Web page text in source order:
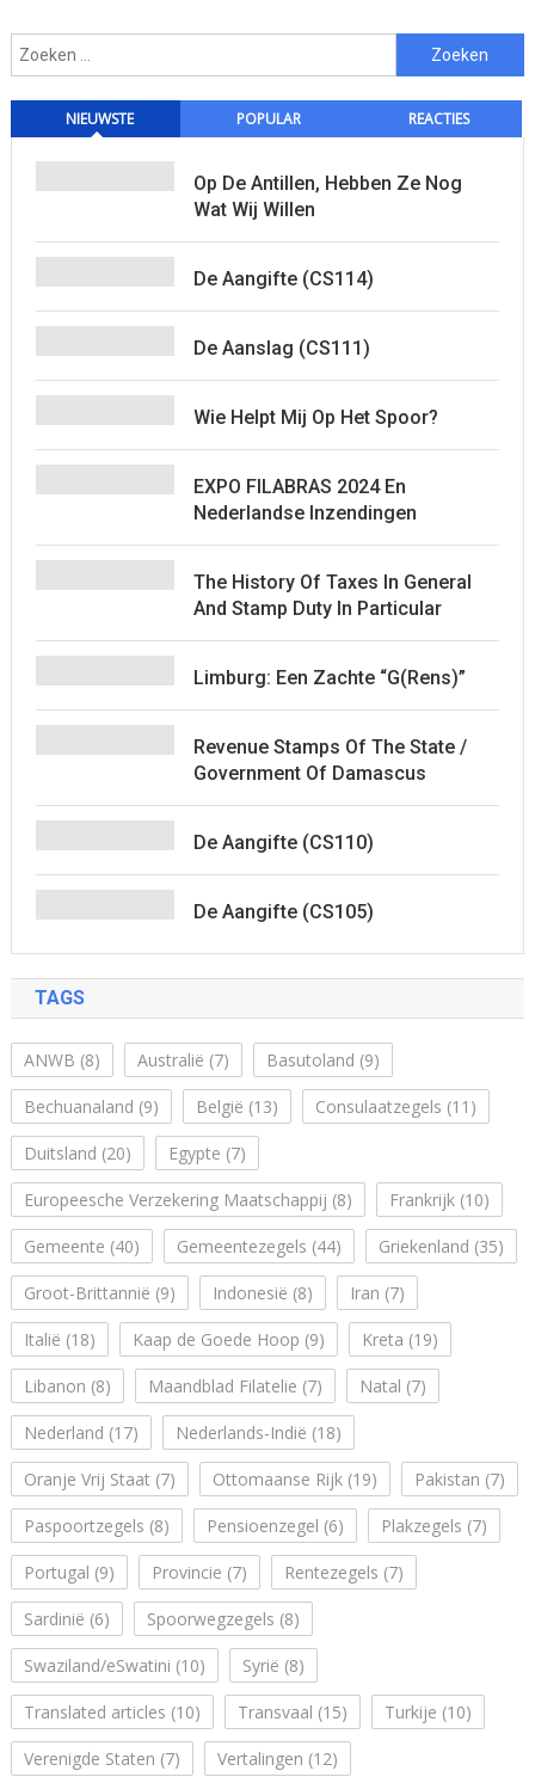
Zoeken
naar:
NIEUWSTE POPULAR REACTIES
Op De Antillen, Hebben Ze Nog
Wat Wij Willen
De Aangifte (CS114)
De Aanslag (CS111)
Wie Helpt Mij Op Het Spoor?
EXPO FILABRAS 2024 En
Nederlandse Inzendingen
The History Of Taxes In General
And Stamp Duty In Particular
Limburg: Een Zachte “G(rens)”
Revenue Stamps Of The State /
Government Of Damascus
De Aangifte (CS110)
De Aangifte (CS105)
TAGS
ANWB (8) Australië (7) Basutoland (9)
Bechuanaland (9) België (13) Consulaatzegels (11)
Duitsland (20) Egypte (7)
Europeesche Verzekering Maatschappij (8) Frankrijk(10)
Gemeente (40) Gemeentezegels (44) Griekenland (35)
Groot-Brittannië (9) Indonesië (8) Iran (7)
Italië (18) Kaap de Goede Hoop (9) Kreta (19)
Libanon (8) Maandblad Filatelie (7) Natal (7)
Nederland (17) Nederlands-Indië (18)
Oranje Vrij Staat (7) Ottomaanse Rijk(19) Pakistan (7)
Paspoortzegels (8) Pensioenzegel (6) Plakzegels (7)
Portugal (9) Provincie (7) Rentezegels (7)
Sardinië (6) Spoorwegzegels (8)
Swaziland/eSwatini (10) Syrië (8)
Translated articles (10) Transvaal (15) Turkije (10)
Verenigde Staten (7) Vertalingen (12)